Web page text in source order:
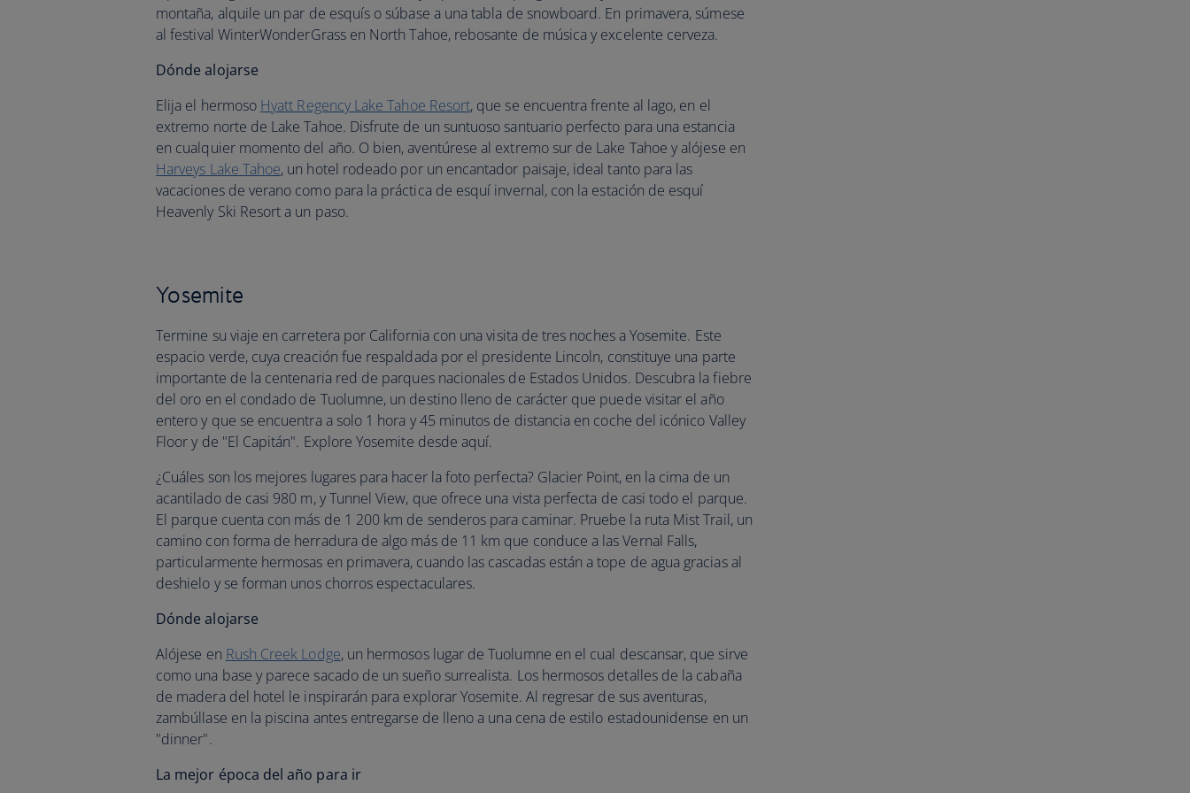
montaña, alquile un par de esquís o súbase a una tabla de snowboard. En primavera, súmese
al festival WinterWonderGrass en North Tahoe, rebosante de música y excelente cerveza.
Dónde alojarse
Elija el hermoso Hyatt Regency Lake Tahoe Resort, que se encuentra frente al lago, en el
extremo norte de Lake Tahoe. Disfrute de un suntuoso santuario perfecto para una estancia
en cualquier momento del año. O bien, aventúrese al extremo sur de Lake Tahoe y alójese en
Harveys Lake Tahoe, un hotel rodeado por un encantador paisaje, ideal tanto para las
vacaciones de verano como para la práctica de esquí invernal, con la estación de esquí
Heavenly Ski Resort a un paso.
Yosemite
Termine su viaje en carretera por California con una visita de tres noches a Yosemite. Este
espacio verde, cuya creación fue respaldada por el presidente Lincoln, constituye una parte
importante de la centenaria red de parques nacionales de Estados Unidos. Descubra la fiebre
del oro en el condado de Tuolumne, un destino lleno de carácter que puede visitar el año
entero y que se encuentra a solo 1 hora y 45 minutos de distancia en coche del icónico Valley
Floor y de "El Capitán". Explore Yosemite desde aquí.
¿Cuáles son los mejores lugares para hacer la foto perfecta? Glacier Point, en la cima de un
acantilado de casi 980 m, y Tunnel View, que ofrece una vista perfecta de casi todo el parque.
El parque cuenta con más de 1 200 km de senderos para caminar. Pruebe la ruta Mist Trail, un
camino con forma de herradura de algo más de 11 km que conduce a las Vernal Falls,
particularmente hermosas en primavera, cuando las cascadas están a tope de agua gracias al
deshielo y se forman unos chorros espectaculares.
Dónde alojarse
Alójese en Rush Creek Lodge, un hermosos lugar de Tuolumne en el cual descansar, que sirve
como una base y parece sacado de un sueño surrealista. Los hermosos detalles de la cabaña
de madera del hotel le inspirarán para explorar Yosemite. Al regresar de sus aventuras,
zambúllase en la piscina antes entregarse de lleno a una cena de estilo estadounidense en un
"dinner".
La mejor época del año para ir